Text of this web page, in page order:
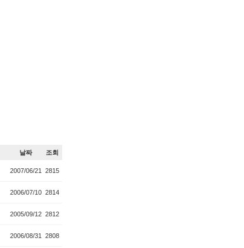
날짜 조회
2007/06/21 2815
2006/07/10 2814
2005/09/12 2812
2006/08/31 2808